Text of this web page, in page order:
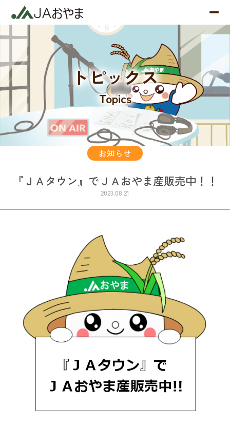
トピックス
Topics
お知らせ
『ＪＡタウン』でＪＡおやま産販売中！！
2023.08.21